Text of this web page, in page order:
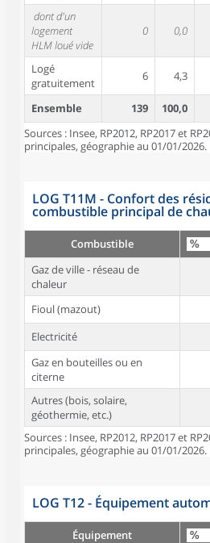
dont d'un
logement
HLM loué vide
0 0,0
Logé
gratuitement
6 4,3
Ensemble 139 100,0
Sources : Insee, RP2012, RP2017 et
principales, géographie au 01/01/2026.
LOG T11M - Confort des
combustible principal de
Combustible
Gaz de ville - réseau de
chaleur
Fioul (mazout)
Electricité
Gaz en bouteilles ou en
citerne
Autres (bois, solaire,
géothermie, etc.)
Sources : Insee, RP2012, RP2017 et
principales, géographie au 01/01/2026.
LOG T12 - Équipement
Équipement